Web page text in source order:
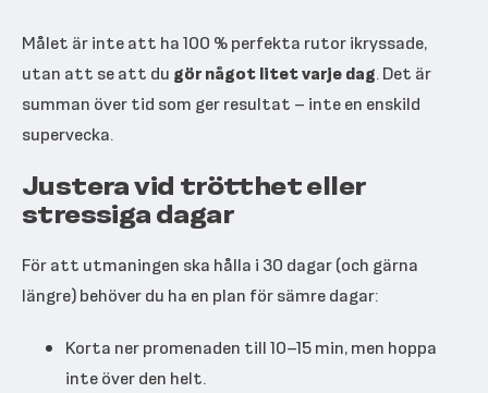
Målet är inte att ha 100 % perfekta rutor ikryssade,
utan att se att du gör något litet varje dag. Det är
summan över tid som ger resultat – inte en enskild
supervecka.
Justera vid trötthet eller
stressiga dagar
För att utmaningen ska hålla i 30 dagar (och gärna
längre) behöver du ha en plan för sämre dagar:
Korta ner promenaden till 10–15 min, men hoppa
inte över den helt.